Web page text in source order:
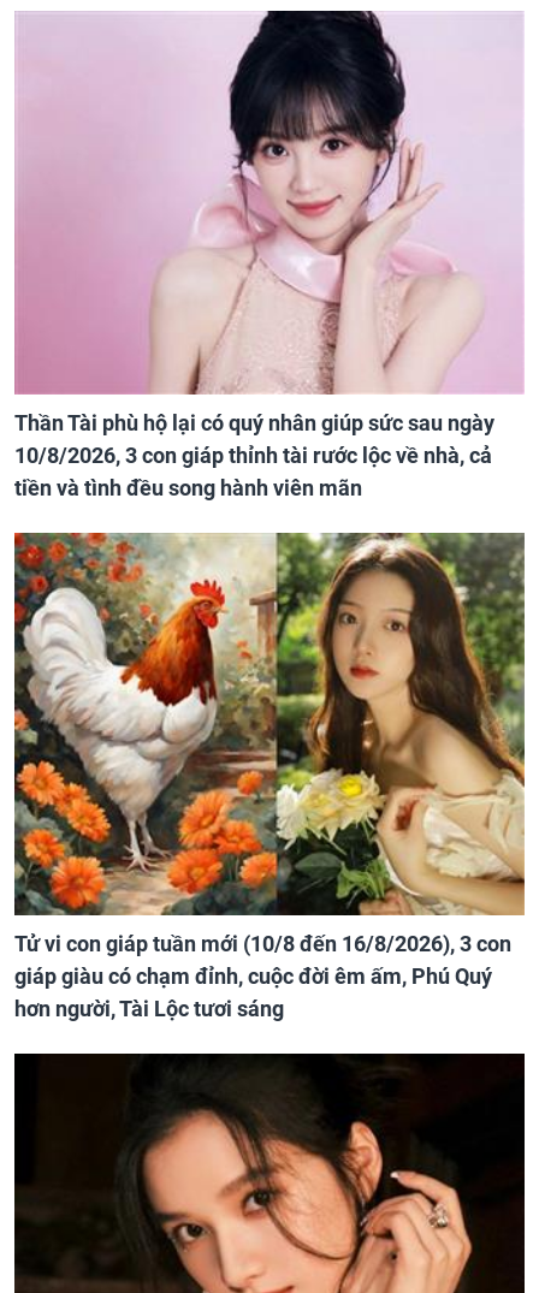
Thần Tài phù hộ lại có quý nhân giúp sức sau ngày
10/8/2026, 3 con giáp thỉnh tài rước lộc về nhà, cả
tiền và tình đều song hành viên mãn
Tử vi con giáp tuần mới (10/8 đến 16/8/2026), 3 con
giáp giàu có chạm đỉnh, cuộc đời êm ấm, Phú Quý
hơn người, Tài Lộc tươi sáng